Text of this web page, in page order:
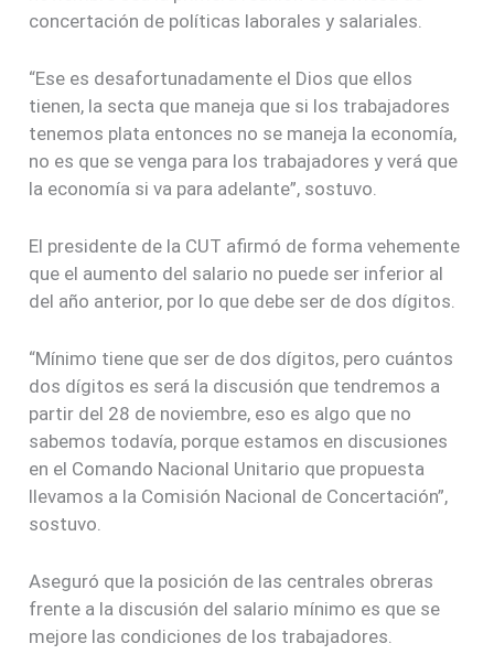
concertación de políticas laborales y salariales.
“Ese es desafortunadamente el Dios que ellos
tienen, la secta que maneja que si los trabajadores
tenemos plata entonces no se maneja la economía,
no es que se venga para los trabajadores y verá que
la economía si va para adelante”, sostuvo.
El presidente de la CUT afirmó de forma vehemente
que el aumento del salario no puede ser inferior al
del año anterior, por lo que debe ser de dos dígitos.
“Mínimo tiene que ser de dos dígitos, pero cuántos
dos dígitos es será la discusión que tendremos a
partir del 28 de noviembre, eso es algo que no
sabemos todavía, porque estamos en discusiones
en el Comando Nacional Unitario que propuesta
llevamos a la Comisión Nacional de Concertación”,
sostuvo.
Aseguró que la posición de las centrales obreras
frente a la discusión del salario mínimo es que se
mejore las condiciones de los trabajadores.